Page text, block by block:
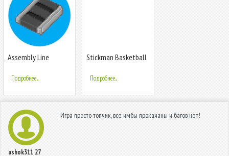
Assembly Line
Подробнее...
Stickman Basketball
Подробнее...
ashok311 27
Игра просто топчик, все имбы прокачаны и багов нет!